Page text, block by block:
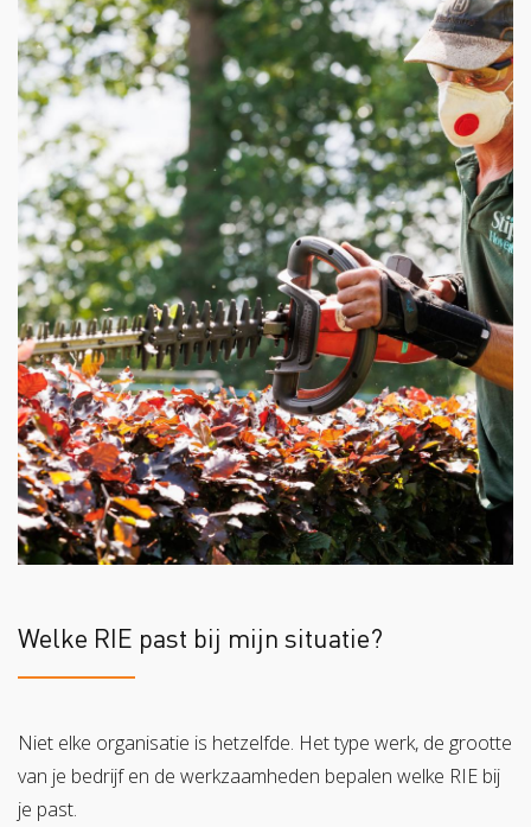
Welke RIE past bij mijn situatie?
Niet elke organisatie is hetzelfde. Het type werk, de grootte
van je bedrijf en de werkzaamheden bepalen welke RIE bij
je past.